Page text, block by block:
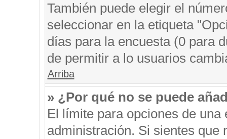
También puede elegir el
seleccionar en la etiqueta
días para la encuesta (0 para
de permitir a lo usuarios
Arriba
» ¿Por qué no se puede
El límite para opciones de una
administración. Si sientes que